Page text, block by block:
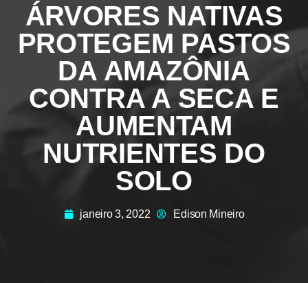
ÁRVORES NATIVAS
PROTEGEM PASTOS
DA AMAZÔNIA
CONTRA A SECA E
AUMENTAM
NUTRIENTES DO
SOLO
janeiro 3, 2022 Edison Mineiro